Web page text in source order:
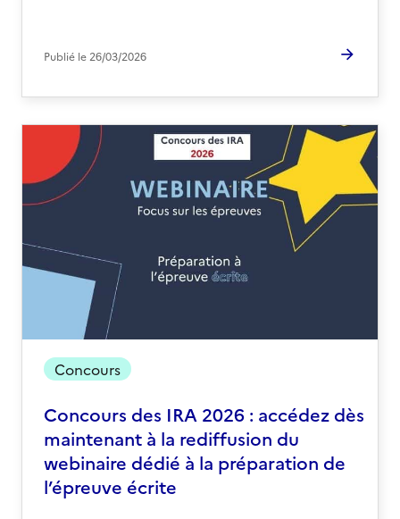
Publié le 26/03/2026
Concours
Concours des IRA 2026 : accédez dès
maintenant à la rediffusion du
webinaire dédié à la préparation de
l’épreuve écrite